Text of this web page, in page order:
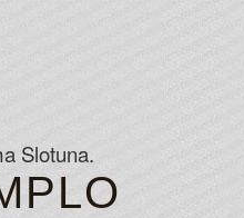
Slotuna.